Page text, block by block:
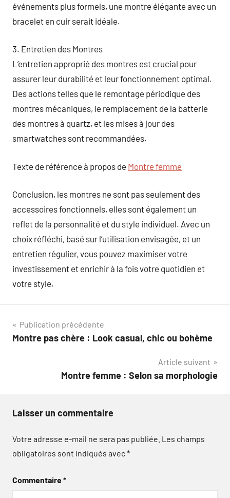
événements plus formels, une montre élégante avec un
bracelet en cuir serait idéale.
3. Entretien des Montres
L’entretien approprié des montres est crucial pour
assurer leur durabilité et leur fonctionnement optimal.
Des actions telles que le remontage périodique des
montres mécaniques, le remplacement de la batterie
des montres à quartz, et les mises à jour des
smartwatches sont recommandées.
Texte de référence à propos de Montre femme
Conclusion, les montres ne sont pas seulement des
accessoires fonctionnels, elles sont également un
reflet de la personnalité et du style individuel. Avec un
choix réfléchi, basé sur l’utilisation envisagée, et un
entretien régulier, vous pouvez maximiser votre
investissement et enrichir à la fois votre quotidien et
votre style.
Navigation
de
Publication précédente
Montre pas chère : Look casual, chic ou bohème
Article suivant
Montre femme : Selon sa morphologie
Laisser un commentaire
Votre adresse e-mail ne sera pas publiée. Les champs
obligatoires sont indiqués avec*
Commentaire*